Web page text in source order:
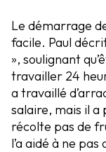
Le démarrage
facile. Paul
», soulignant
travailler 24
a travaillé
salaire, mais il a
récolte pas de
l’a aidé à ne